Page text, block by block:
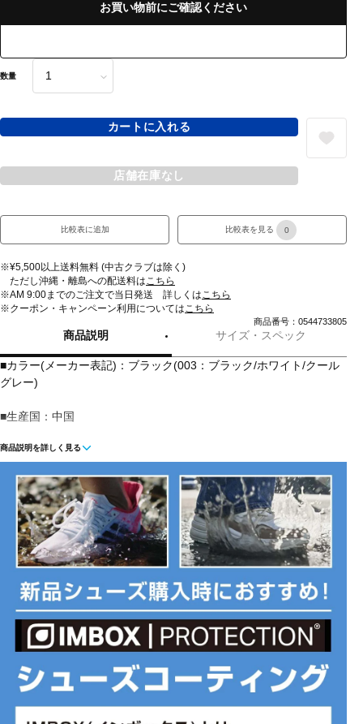
お買い物前にご確認ください
数量
カートに入れる
店舗在庫なし
比較表に追加 比較表を見る 0
※¥5,500以上送料無料 (中古クラブは除く)
ただし沖縄・離島への配送料はこちら
※AM 9:00までのご注文で当日発送 詳しくはこちら
※クーポン・キャンペーン利用についてはこちら
商品番号：0544733805
商品説明 サイズ・スペック
■カラー(メーカー表記)：ブラック(003：ブラック/ホワイト/クール
グレー)
■生産国：中国
■2025年モデル
※ブランドやシリーズによっては甲高や幅等小さめに作られている
ことがあります。あくまで目安としてご判断ください。
■メーカー型番：FZ4153003
商品説明を詳しく見る